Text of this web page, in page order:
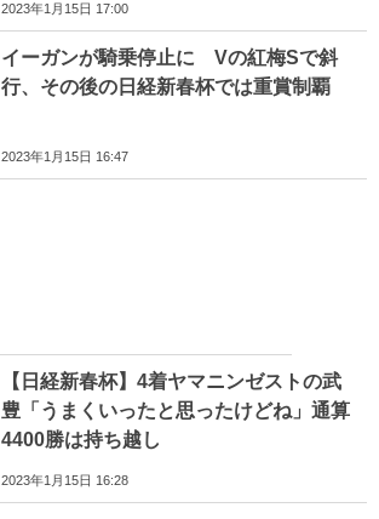
2023年1月15日 17:00
イーガンが騎乗停止に Vの紅梅Sで斜
行、その後の日経新春杯では重賞制覇
2023年1月15日 16:47
【日経新春杯】4着ヤマニンゼストの武
豊「うまくいったと思ったけどね」通算
4400勝は持ち越し
2023年1月15日 16:28